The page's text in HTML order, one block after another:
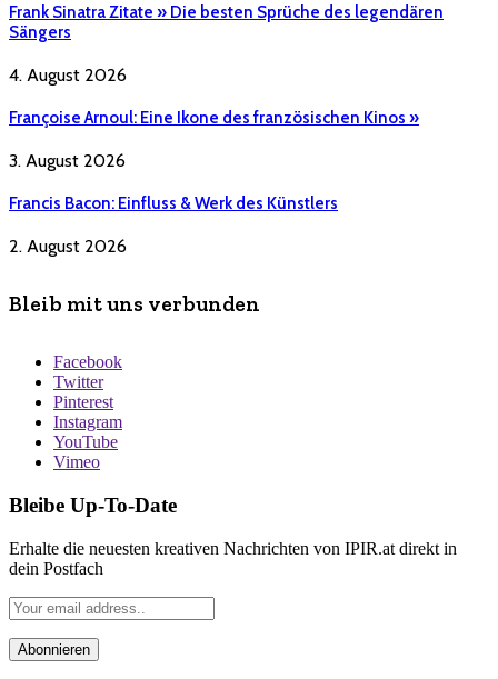
Frank Sinatra Zitate » Die besten Sprüche des legendären
Sängers
4. August 2026
Françoise Arnoul: Eine Ikone des französischen Kinos »
3. August 2026
Francis Bacon: Einfluss & Werk des Künstlers
2. August 2026
Bleib mit uns verbunden
Facebook
Twitter
Pinterest
Instagram
YouTube
Vimeo
Bleibe Up-To-Date
Erhalte die neuesten kreativen Nachrichten von IPIR.at direkt in
dein Postfach